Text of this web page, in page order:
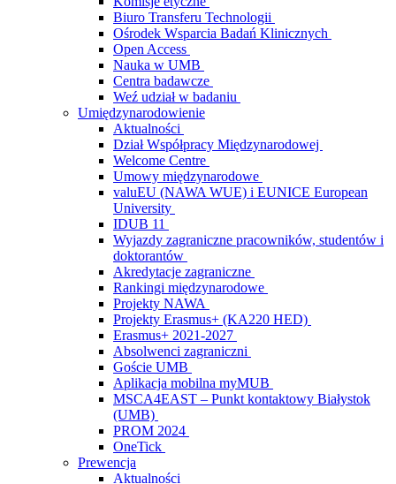
Biuro Transferu Technologii
Ośrodek Wsparcia Badań Klinicznych
Open Access
Nauka w UMB
Centra badawcze
Weź udział w badaniu
Umiędzynarodowienie
Aktualności
Dział Współpracy Międzynarodowej
Welcome Centre
Umowy międzynarodowe
valuEU (NAWA WUE) i EUNICE European
University
IDUB 11
Wyjazdy zagraniczne pracowników, studentów i
doktorantów
Akredytacje zagraniczne
Rankingi międzynarodowe
Projekty NAWA
Projekty Erasmus+ (KA220 HED)
Erasmus+ 2021-2027
Absolwenci zagraniczni
Goście UMB
Aplikacja mobilna myMUB
MSCA4EAST – Punkt kontaktowy Białystok
(UMB)
PROM 2024
OneTick
Prewencja
Aktualności